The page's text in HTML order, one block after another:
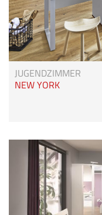
JUGENDZIMMER
NEW YORK